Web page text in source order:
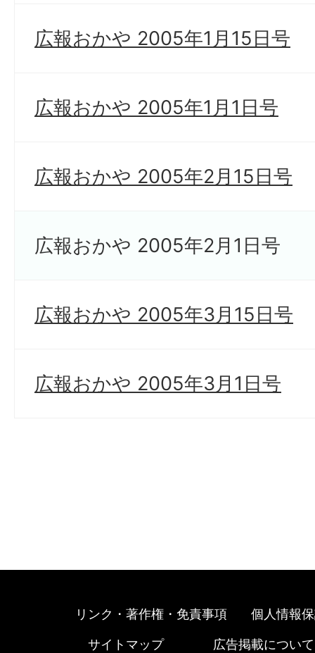
広報おかや 2005年1月15日号
広報おかや 2005年1月1日号
広報おかや 2005年2月15日号
広報おかや 2005年2月1日号
広報おかや 2005年3月15日号
広報おかや 2005年3月1日号
リンク・著作権・免責事項 個人情報
サイトマップ 広告掲載について